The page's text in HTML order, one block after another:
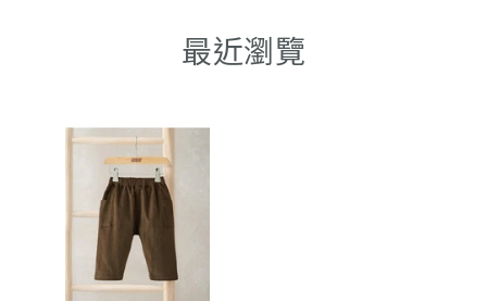
最近瀏覽